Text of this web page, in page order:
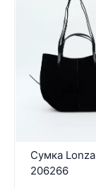
Сумка Lonza
206266